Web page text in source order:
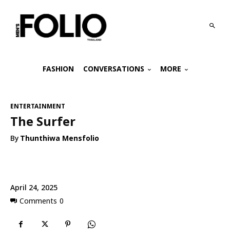
FASHION CONVERSATIONS MORE
April 24, 2025
Comments 0
ENTERTAINMENT
The Surfer
ByThunthiwa Mensfolio